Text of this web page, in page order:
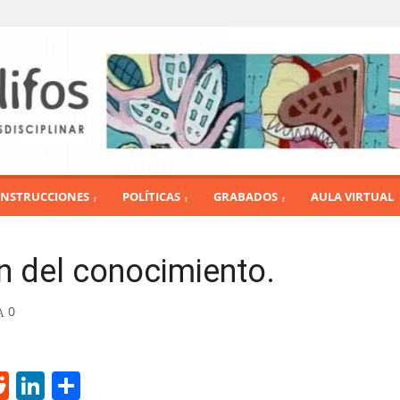
POLÍTICAS GRABADOS AULA VIRTUAL
del conocimiento.
0
R Li